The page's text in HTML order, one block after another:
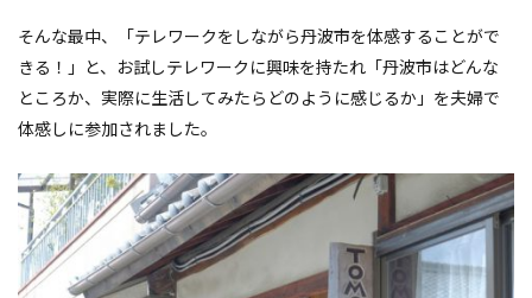
そんな最中、「テレワークをしながら丹波市を体感することがで
きる！」と、お試しテレワークに興味を持たれ「丹波市はどんな
ところか、実際に生活してみたらどのように感じるか」を夫婦で
体感しに参加されました。